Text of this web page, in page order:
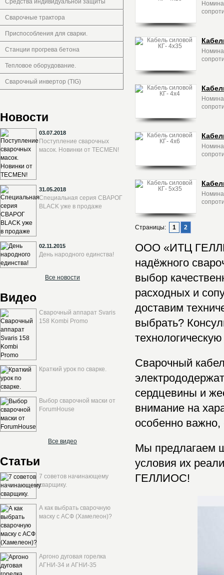
Средства индивидуальной защиты
Сварочные трактора
Приспособления для сварки.
Станции прогрева бетона
Тепловое оборудование.
Сварочный инвертор (TIG)
Новости
03.07.2018
Поступление сварочных
масок. Новинки от TECMEN!
31.05.2018
Специальная серия СВАРОГ
BLACK уже в продаже
02.11.2015
День народного единства!
Все новости
Видео
Сварочный аппарат Svaris
158 Kombi Promo
Краткий урок по сварке.
Выбор сварочной маски от
ForumHouse
Все видео
Статьи
7 советов начинающему
сварщику.
А как выбрать сварочную
маску с АСФ (Хамелеон)?
Аргоно дуговая горелка
АГНИ-34 и АГНИ-35
Страницы: 1 2
ООО «ИТЦ
надёжного
выбор
расходных и
доставим
выбрать?
технологическую
Сварочный
сердцевины и
внимание на
особенно
Мы предлагаем
условия их
ГЕЛЛИОС!